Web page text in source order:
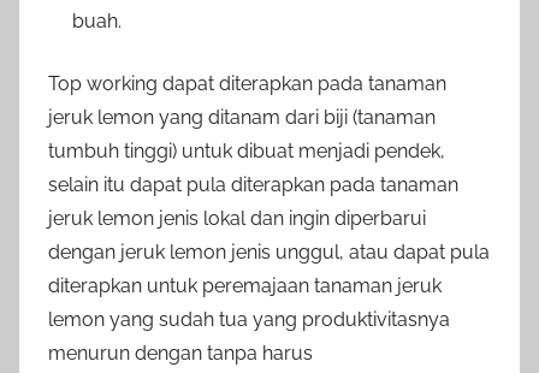
buah.
Top working dapat diterapkan pada tanaman
jeruk lemon yang ditanam dari biji (tanaman
tumbuh tinggi) untuk dibuat menjadi pendek,
selain itu dapat pula diterapkan pada tanaman
jeruk lemon jenis lokal dan ingin diperbarui
dengan jeruk lemon jenis unggul, atau dapat pula
diterapkan untuk peremajaan tanaman jeruk
lemon yang sudah tua yang produktivitasnya
menurun dengan tanpa harus